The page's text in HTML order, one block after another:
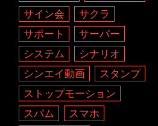
サイン会
サクラ
サポート
サーバー
システム
シナリオ
シンエイ動画
スタンプ
ストップモーション
スパム
スマホ